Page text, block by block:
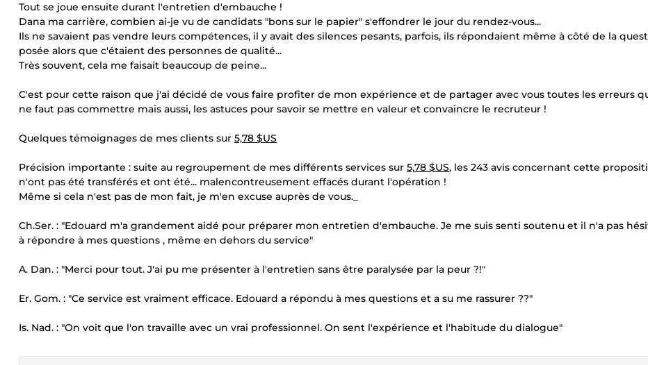
Tout se joue ensuite durant l'entretien d'embauche !
Dana ma carrière, combien ai-je vu de candidats "bons sur le papier" s'effondrer le jour du rendez-vous...
Ils ne savaient pas vendre leurs compétences, il y avait des silences pesants, parfois, ils répondaient même à côté de la
posée alors que c'étaient des personnes de qualité...
Très souvent, cela me faisait beaucoup de peine...
C'est pour cette raison que j'ai décidé de vous faire profiter de mon expérience et de partager avec vous toutes les erreurs
ne faut pas commettre mais aussi, les astuces pour savoir se mettre en valeur et convaincre le recruteur !
Quelques témoignages de mes clients sur 5,78 $US
Précision importante : suite au regroupement de mes différents services sur 5,78 $US, les 243 avis concernant cette
n'ont pas été transférés et ont été... malencontreusement effacés durant l'opération !
Même si cela n'est pas de mon fait, je m'en excuse auprès de vous._
Ch.Ser. : "Edouard m'a grandement aidé pour préparer mon entretien d'embauche. Je me suis senti soutenu et il n'a pas
à répondre à mes questions , même en dehors du service"
A. Dan. : "Merci pour tout. J'ai pu me présenter à l'entretien sans être paralysée par la peur ?!"
Er. Gom. : "Ce service est vraiment efficace. Edouard a répondu à mes questions et a su me rassurer ??"
Is. Nad. : "On voit que l'on travaille avec un vrai professionnel. On sent l'expérience et l'habitude du dialogue"